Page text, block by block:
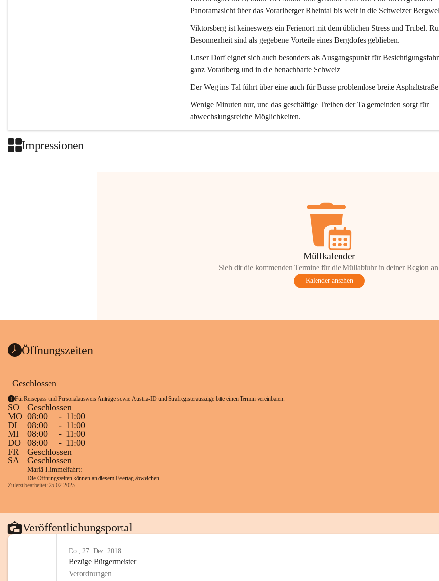
Panoramasicht über das Vorarlberger Rheintal bis weit in die Schweizer
Viktorsberg ist keineswegs ein Ferienort mit dem üblichen Stress und Trubel.
Besonnenheit sind als gegebene Vorteile eines Bergdofes geblieben.
Unser Dorf eignet sich auch besonders als Ausgangspunkt für
ganz Vorarlberg und in die benachbarte Schweiz.
Der Weg ins Tal führt über eine auch für Busse problemlose breite
Wenige Minuten nur, und das geschäftige Treiben der Talgemeinden sorgt für
abwechslungsreiche Möglichkeiten.
Impressionen
Müllkalender
Sieh dir die kommenden Termine für die Müllabfuhr in deiner Region
Kalender ansehen
Öffnungszeiten
Geschlossen
Für Reisepass und Personalausweis Anträge sowie Austria-ID und Strafregisterauszüge bitte einen Termin vereinbaren.
SO
Geschlossen
MO 08:00 - 11:00
DI
08:00 - 11:00
MI
08:00 - 11:00
DO
08:00 - 11:00
FR
Geschlossen
SA
Geschlossen
Mariä Himmelfahrt:
Die Öffnungszeiten können an diesem Feiertag abweichen.
Zuletzt bearbeitet: 25.02.2025
Veröffentlichungsportal
Do., 27. Dez. 2018
Bezüge Bürgermeister
Verordnungen